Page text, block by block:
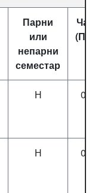
Парни
или
непарни
семестар
Н
Н